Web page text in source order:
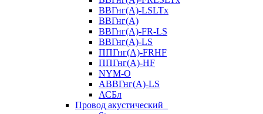
ВВГнг(A)-LSLTx
ВВГнг(А)
ВВГнг(А)-FR-LS
ВВГнг(А)-LS
ППГнг(А)-FRHF
ППГнг(А)-HF
NYM-O
АВВГнг(А)-LS
АСБл
Провод акустический